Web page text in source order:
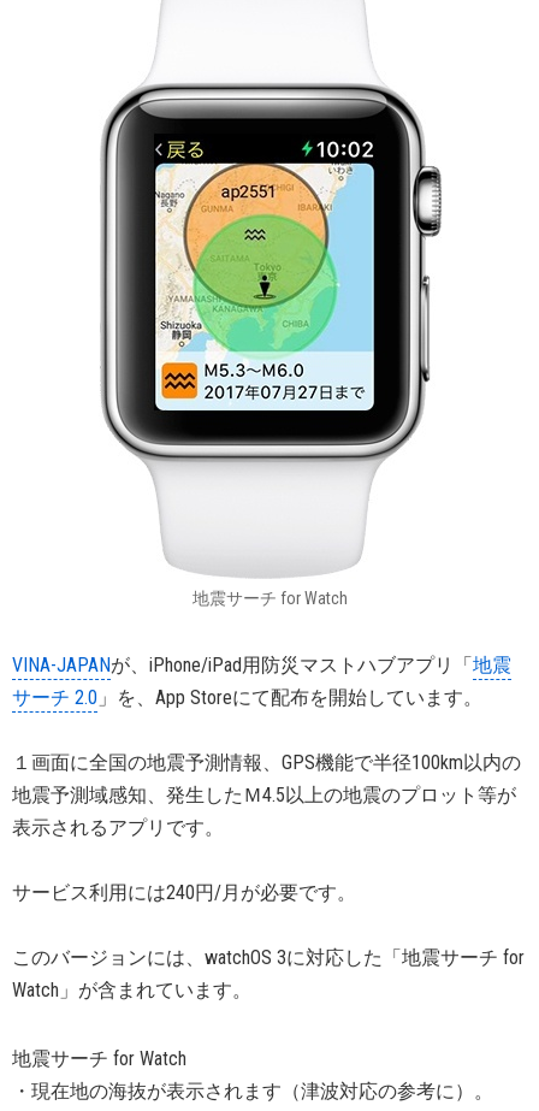
地震サーチ for Watch
VINA-JAPANが、iPhone/iPad用防災マストハブアプリ「地震
サーチ 2.0 」を、App Storeにて配布を開始しています。
１画面に全国の地震予測情報、GPS機能で半径100km以内の
地震予測域感知、発生したＭ4.5以上の地震のプロット等が
表示されるアプリです。
サービス利用には240円/月が必要です。
このバージョンには、watchOS 3に対応した「地震サーチ for
Watch」が含まれています。
地震サーチ for Watch
・現在地の海抜が表示されます（津波対応の参考に）。